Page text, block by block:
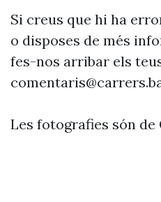
Si creus que hi ha
o disposes de més
fes-nos arribar els
Les fotografies són de